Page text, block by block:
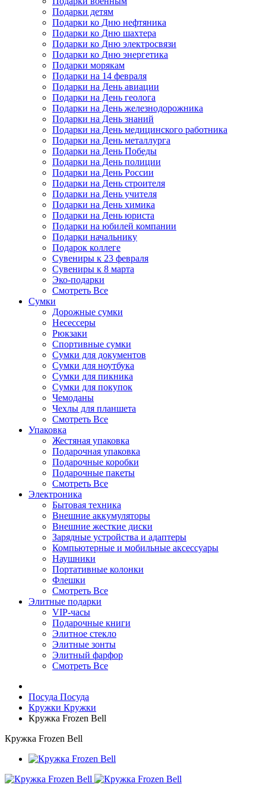
Подарки детям
Подарки ко Дню нефтяника
Подарки ко Дню шахтера
Подарки ко Дню электросвязи
Подарки ко Дню энергетика
Подарки морякам
Подарки на 14 февраля
Подарки на День авиации
Подарки на День геолога
Подарки на День железнодорожника
Подарки на День знаний
Подарки на День медицинского работника
Подарки на День металлурга
Подарки на День Победы
Подарки на День полиции
Подарки на День России
Подарки на День строителя
Подарки на День учителя
Подарки на День химика
Подарки на День юриста
Подарки на юбилей компании
Подарки начальнику
Подарок коллеге
Сувениры к 23 февраля
Сувениры к 8 марта
Эко-подарки
Смотреть Все
Сумки
Дорожные сумки
Несессеры
Рюкзаки
Спортивные сумки
Сумки для документов
Сумки для ноутбука
Сумки для пикника
Сумки для покупок
Чемоданы
Чехлы для планшета
Смотреть Все
Упаковка
Жестяная упаковка
Подарочная упаковка
Подарочные коробки
Подарочные пакеты
Смотреть Все
Электроника
Бытовая техника
Внешние аккумуляторы
Внешние жесткие диски
Зарядные устройства и адаптеры
Компьютерные и мобильные аксессуары
Наушники
Портативные колонки
Флешки
Смотреть Все
Элитные подарки
VIP-часы
Подарочные книги
Элитное стекло
Элитные зонты
Элитный фарфор
Смотреть Все
Посуда Посуда
Кружки Кружки
Кружка Frozen Bell
Кружка Frozen Bell